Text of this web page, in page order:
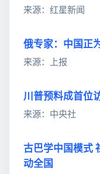
来源：红星新闻
俄专家：中国正
来源：上报
川普预料成首位
来源：中央社
古巴学中国模式
动全国